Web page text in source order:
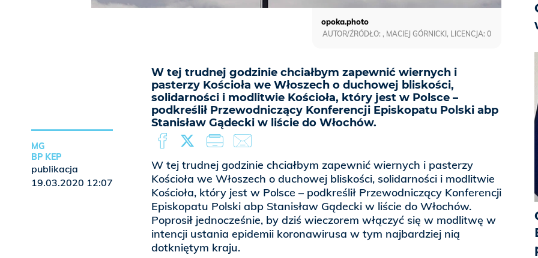
W tej trudnej godzinie chciałbym zapewnić wiernych i
pasterzy Kościoła we Włoszech o duchowej bliskości,
solidarności i modlitwie Kościoła, który jest w Polsce –
podkreślił Przewodniczący Konferencji Episkopatu Polski abp
Stanisław Gądecki w liście do Włochów.
opoka.photo
AUTOR/ŹRÓDŁO: , MACIEJ GÓRNICKI, LICENCJA: 0
W tej trudnej godzinie chciałbym zapewnić wiernych i pasterzy
Kościoła we Włoszech o duchowej bliskości, solidarności i modlitwie
Kościoła, który jest w Polsce – podkreślił Przewodniczący Konferencji
Episkopatu Polski abp Stanisław Gądecki w liście do Włochów.
Poprosił jednocześnie, by dziś wieczorem włączyć się w modlitwę w
intencji ustania epidemii koronawirusa w tym najbardziej nią
dotkniętym kraju.
MG
BP KEP
publikacja
19.03.2020 12:07